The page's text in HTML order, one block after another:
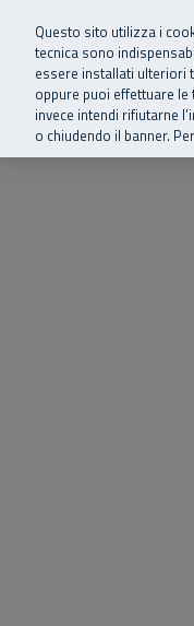
Vai al menu principale
Vai al contenuto
Vai al Footer
SuperAbile - il
Questo sito utilizza i
tecnica sono
essere installati ulteriori
oppure puoi effettuare le
invece intendi rifiutarne
o chiudendo il banner.